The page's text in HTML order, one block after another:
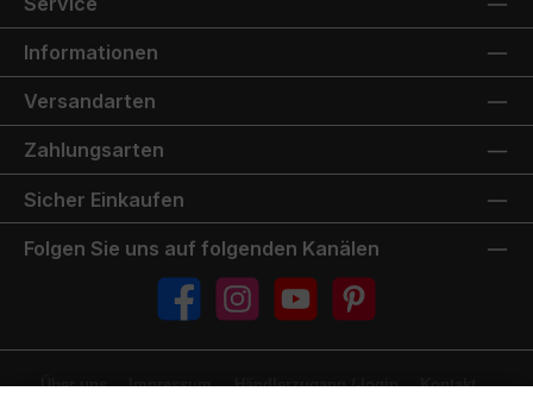
Informationen
Versandarten
Zahlungsarten
Sicher Einkaufen
Folgen Sie uns auf folgenden Kanälen
FacebookInstagramYouTube Pinterest
Über uns Impressum Händlerzugang /-login
Kontakt